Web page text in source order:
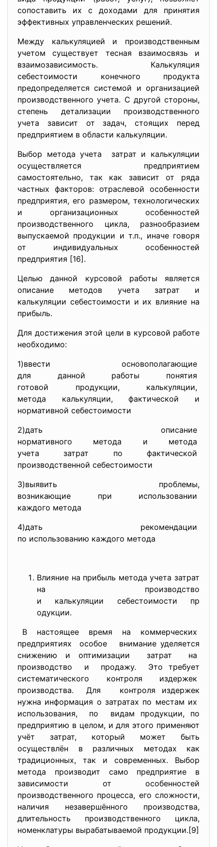
сопоставить их с доходами для принятия
эффективных управленческих решений.
Между калькуляцией и производственным
учетом существует тесная взаимосвязь и
взаимозависимость. Калькуляция
себестоимости конечного продукта
предопределяется системой и организацией
производственного учета. С другой стороны,
степень детализации производственного
учета зависит от задач, стоящих перед
предприятием в области калькуляции.
Выбор метода учета затрат и калькуляции
осуществляется предприятием
самостоятельно, так как зависит от ряда
частных факторов: отраслевой особенности
предприятия, его размером, технологических
и организационных особенностей
производственного цикла, разнообразием
выпускаемой продукции и т.п., иначе говоря
от индивидуальных особенностей
предприятия [16].
Целью данной курсовой работы является
описание методов учета затрат и
калькуляции себестоимости и их влияние на
прибыль.
Для достижения этой цели в курсовой работе
необходимо:
1)ввести основополагающие
для данной работы понятия
готовой продукции, калькуляции,
метода калькуляции, фактической и
нормативной себестоимости
2)дать описание
нормативного метода и метода
учета затрат по фактической
производственной себестоимости
3)выявить проблемы,
возникающие при использовании
каждого метода
4)дать рекомендации
по использованию каждого метода
Влияние на прибыль метода учета затрат
на производство
и калькуляции себестоимости пр
одукции.
В настоящее время на коммерческих
предприятиях особое внимание уделяется
снижению и оптимизации затрат на
производство и продажу. Это требует
систематического контроля издержек
производства. Для контроля издержек
нужна информация о затратах по местам их
использования, по видам продукции, по
предприятию в целом, и для этого применяют
учёт затрат, который может быть
осуществлён в различных методах как
традиционных, так и современных. Выбор
метода производит само предприятие в
зависимости от особенностей
производственного процесса, его сложности,
наличия незавершённого производства,
длительность производственного цикла,
номенклатуры вырабатываемой продукции.[9]